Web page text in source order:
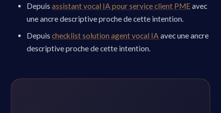
Depuisassistant vocal IA pour service client PMEavec
une ancre descriptive proche de cette intention.
Depuischecklist solution agent vocal IA avec une ancre
descriptive proche de cette intention.